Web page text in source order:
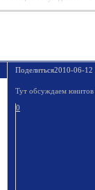
Поделиться2010-06-12
Тут обсуждаем
0